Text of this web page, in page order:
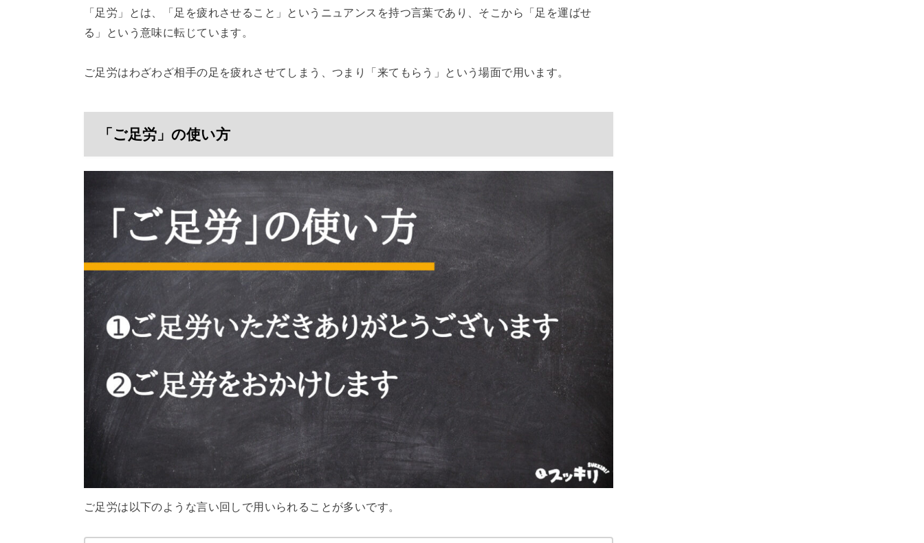
「足労」とは、「足を疲れさせること」というニュアンスを持つ言葉であり、そこから「足を運ばせ
る」という意味に転じています。
ご足労はわざわざ相手の足を疲れさせてしまう、つまり「来てもらう」という場面で用います。
「ご足労」の使い方
ご足労は以下のような言い回しで用いられることが多いです。